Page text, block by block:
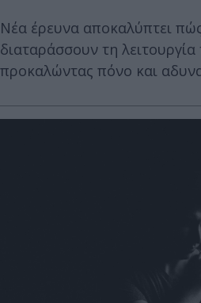
Νέα έρευνα αποκαλύπτει πώς
διαταράσσουν τη
προκαλώντας πόνο και